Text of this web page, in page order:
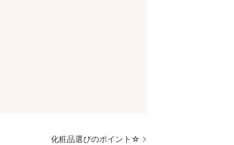
化粧品選びのポイント☆